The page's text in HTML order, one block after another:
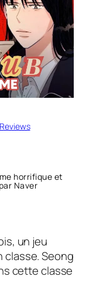
Reviews
horrifique et
Naver
un jeu
classe. Seong
cette classe